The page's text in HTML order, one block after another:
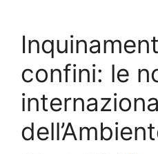
confini: le